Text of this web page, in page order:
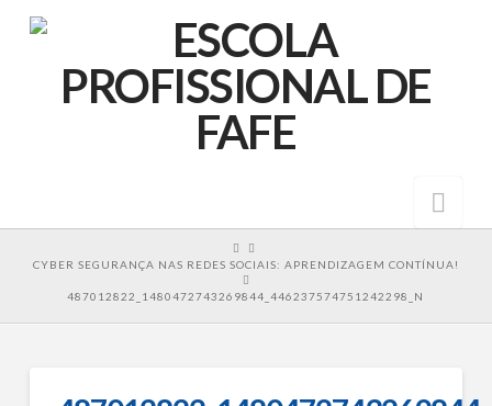
HOME
CYBER SEGURANÇA NAS REDES SOCIAIS: APRENDIZAGEM CONTÍNUA!
487012822_1480472743269844_446237574751242298_N